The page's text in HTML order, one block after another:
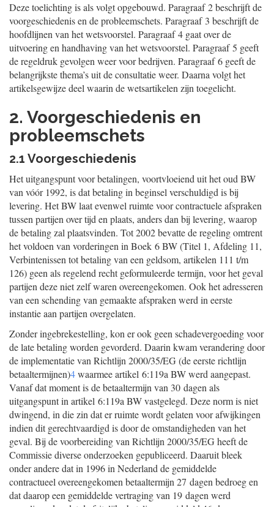
Deze toelichting is als volgt opgebouwd. Paragraaf 2 beschrijft de
voorgeschiedenis en de probleemschets. Paragraaf 3 beschrijft de
hoofdlijnen van het wetsvoorstel. Paragraaf 4 gaat over de
uitvoering en handhaving van het wetsvoorstel. Paragraaf 5 geeft
de regeldruk gevolgen weer voor bedrijven. Paragraaf 6 geeft de
belangrijkste thema’s uit de consultatie weer. Daarna volgt het
artikelsgewijze deel waarin de wetsartikelen zijn toegelicht.
2. Voorgeschiedenis en
probleemschets
2.1 Voorgeschiedenis
Het uitgangspunt voor betalingen, voortvloeiend uit het oud BW
van vóór 1992, is dat betaling in beginsel verschuldigd is bij
levering. Het BW laat evenwel ruimte voor contractuele afspraken
tussen partijen over tijd en plaats, anders dan bij levering, waarop
de betaling zal plaatsvinden. Tot 2002 bevatte de regeling omtrent
het voldoen van vorderingen in Boek 6 BW (Titel 1, Afdeling 11,
Verbintenissen tot betaling van een geldsom, artikelen 111 t/m
126) geen als regelend recht geformuleerde termijn, voor het geval
partijen deze niet zelf waren overeengekomen. Ook het adresseren
van een schending van gemaakte afspraken werd in eerste
instantie aan partijen overgelaten.
Zonder ingebrekestelling, kon er ook geen schadevergoeding voor
de late betaling worden gevorderd. Daarin kwam verandering door
de implementatie van Richtlijn 2000/35/EG (de eerste richtlijn
betaaltermijnen)4waarmee artikel 6:119a BW werd aangepast.
Vanaf dat moment is de betaaltermijn van 30 dagen als
uitgangspunt in artikel 6:119a BW vastgelegd. Deze norm is niet
dwingend, in die zin dat er ruimte wordt gelaten voor afwijkingen
indien dit gerechtvaardigd is door de omstandigheden van het
geval. Bij de voorbereiding van Richtlijn 2000/35/EG heeft de
Commissie diverse onderzoeken gepubliceerd. Daaruit bleek
onder andere dat in 1996 in Nederland de gemiddelde
contractueel overeengekomen betaaltermijn 27 dagen bedroeg en
dat daarop een gemiddelde vertraging van 19 dagen werd